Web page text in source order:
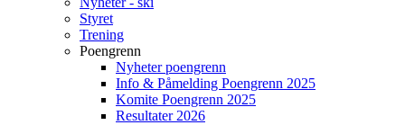
Styret
Trening
Poengrenn
Nyheter poengrenn
Info & Påmelding Poengrenn 2025
Komite Poengrenn 2025
Resultater 2026